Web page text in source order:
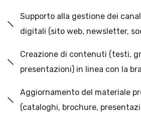
Supporto alla gestione dei
digitali (sito web, newsletter,
Creazione di contenuti (testi,
presentazioni) in linea con la
Aggiornamento del materiale
(cataloghi, brochure,